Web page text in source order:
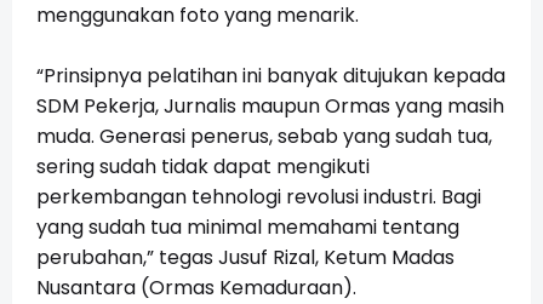
menggunakan foto yang menarik.
“Prinsipnya pelatihan ini banyak ditujukan kepada
SDM Pekerja, Jurnalis maupun Ormas yang masih
muda. Generasi penerus, sebab yang sudah tua,
sering sudah tidak dapat mengikuti
perkembangan tehnologi revolusi industri. Bagi
yang sudah tua minimal memahami tentang
perubahan,” tegas Jusuf Rizal, Ketum Madas
Nusantara (Ormas Kemaduraan).